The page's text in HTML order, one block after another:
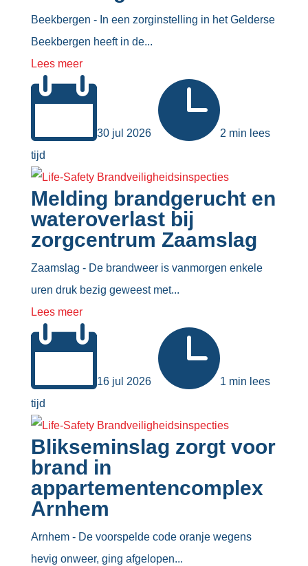
Beekbergen - In een zorginstelling in het Gelderse
Beekbergen heeft in de...
Lees meer
30 jul 2026 2 min lees
tijd
Melding brandgerucht en
wateroverlast bij
zorgcentrum Zaamslag
Zaamslag - De brandweer is vanmorgen enkele
uren druk bezig geweest met...
Lees meer
16 jul 2026 1 min lees
tijd
Blikseminslag zorgt voor
brand in
appartementencomplex
Arnhem
Arnhem - De voorspelde code oranje wegens
hevig onweer, ging afgelopen...